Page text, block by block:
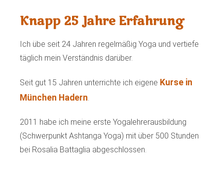
Knapp 25 Jahre Erfahrung
Ich übe seit 24 Jahren regelmäßig Yoga und vertiefe
täglich mein Verständnis darüber.
Seit gut 15 Jahren unterrichte ich eigene Kurse in
München Hadern.
2011 habe ich meine erste Yogalehrerausbildung
(Schwerpunkt Ashtanga Yoga) mit über 500 Stunden
bei Rosalia Battaglia abgeschlossen.